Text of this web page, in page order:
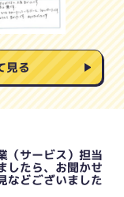
見る
（サービス）担当
したら、お聞かせ
などございました